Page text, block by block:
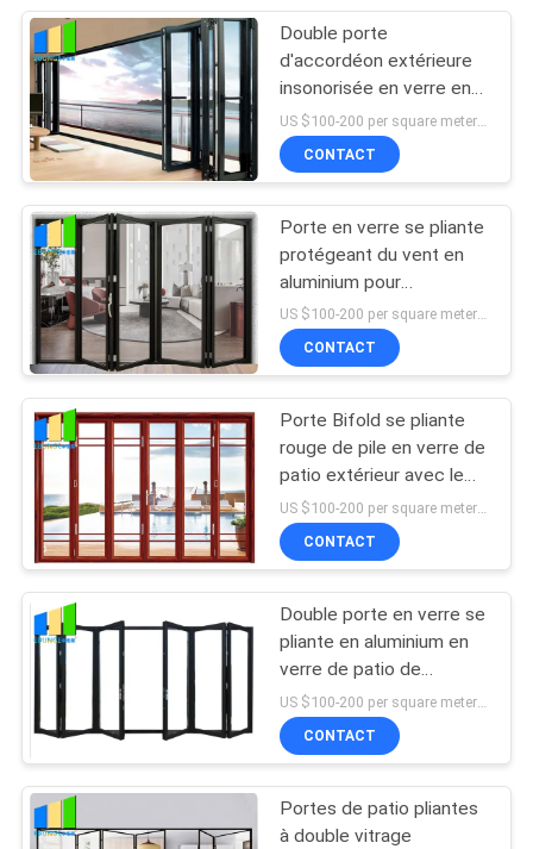
Double porte
d'accordéon extérieure
insonorisée en verre en
aluminium de porte se
pliante
CONTACT
Porte en verre se pliante
protégeant du vent en
aluminium pour
l'appartement avec le
double verre vitré
US $100-200 per square meter MOQ:Aucun MOQ, 1 mètre carré également de disponible
CONTACT
Porte Bifold se pliante
rouge de pile en verre de
patio extérieur avec le
cadre en aluminium
US $100-200 per square meter MOQ:Aucun MOQ, 1 mètre carré également de disponible
CONTACT
Double porte en verre se
pliante en aluminium en
verre de patio de
coupure thermique pour
le lieu de réunion
CONTACT
Portes de patio pliantes
à double vitrage